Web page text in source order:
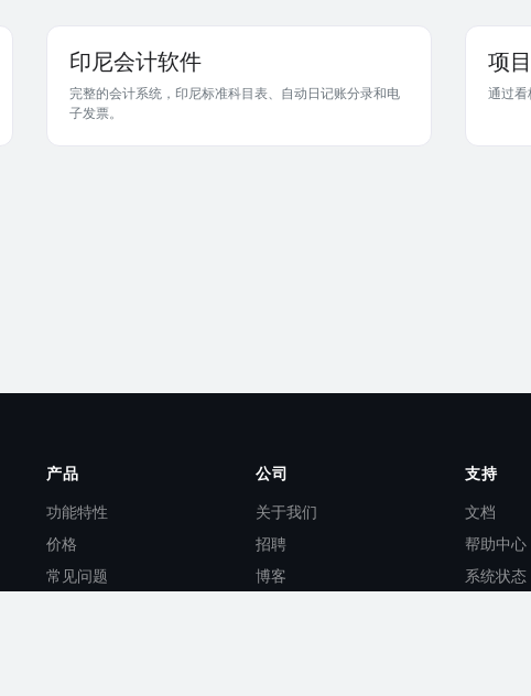
印尼会计软件
完整的会计系统，印尼标准科目表、自动日记账分录和电
子发票。
项
通过看
产品
功能特性
价格
常见问题
公司
关于我们
招聘
博客
支持
文档
帮助中心
系统状态